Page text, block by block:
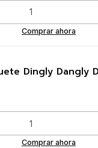
Comprar ahora
Dingly Dangly
Comprar ahora